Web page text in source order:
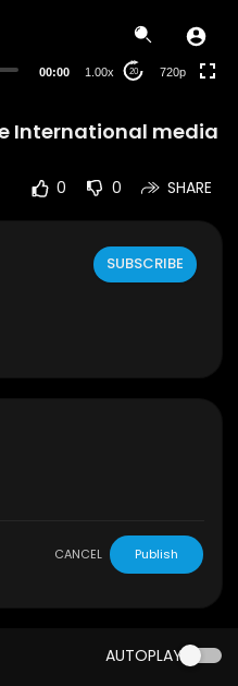
00:00 1.00x 20 720p
0 0 SHARE
SUBSCRIBE
CANCEL Publish
AUTOPLAY
5:59